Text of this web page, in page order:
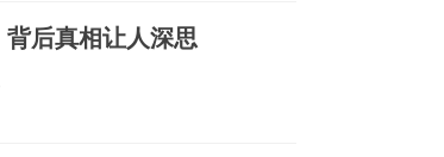
后真相让人深思